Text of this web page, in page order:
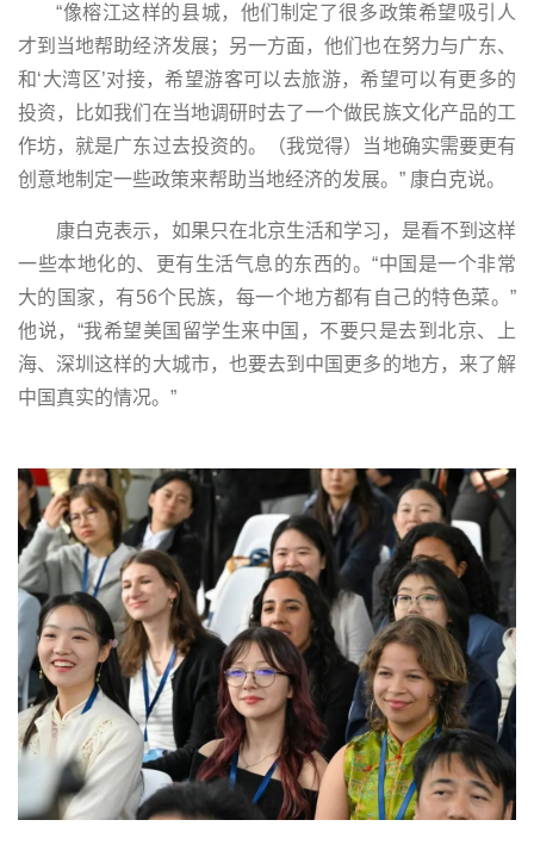
“像榕江这样的县城，他们制定了很多政策希望吸引人
才到当地帮助经济发展；另一方面，他们也在努力与广东、
和‘大湾区’对接，希望游客可以去旅游，希望可以有更多的
投资，比如我们在当地调研时去了一个做民族文化产品的工
作坊，就是广东过去投资的。（我觉得）当地确实需要更有
创意地制定一些政策来帮助当地经济的发展。” 康白克说。
康白克表示，如果只在北京生活和学习，是看不到这样
一些本地化的、更有生活气息的东西的。“中国是一个非常
大的国家，有56个民族，每一个地方都有自己的特色菜。”
他说，“我希望美国留学生来中国，不要只是去到北京、上
海、深圳这样的大城市，也要去到中国更多的地方，来了解
中国真实的情况。”